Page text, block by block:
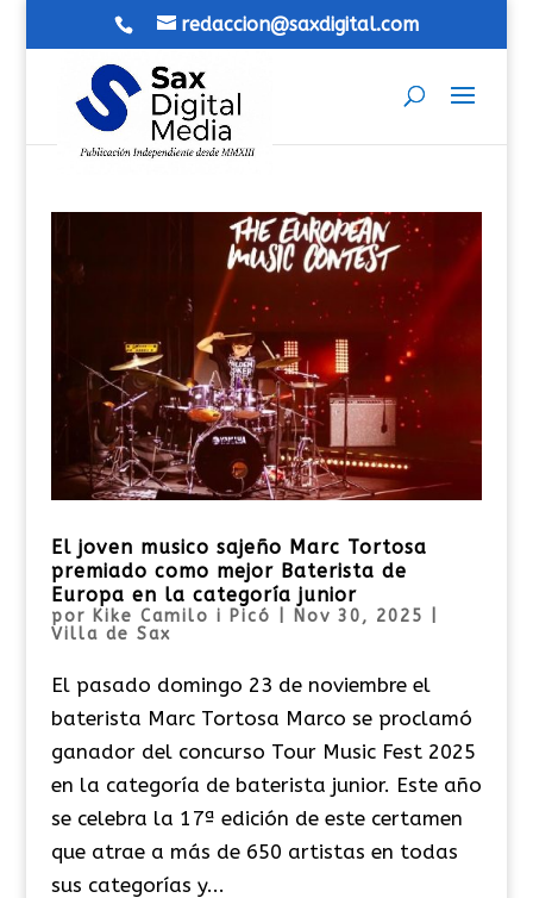
redaccion@saxdigital.com
El joven musico sajeño Marc Tortosa
premiado como mejor Baterista de
Europa en la categoría junior
por Kike Camilo i Picó Nov 30, 2025
Villa de Sax
El pasado domingo 23 de noviembre el
baterista Marc Tortosa Marco se proclamó
ganador del concurso Tour Music Fest 2025
en la categoría de baterista junior. Este año
se celebra la 17ª edición de este certamen
que atrae a más de 650 artistas en todas
sus categorías y...